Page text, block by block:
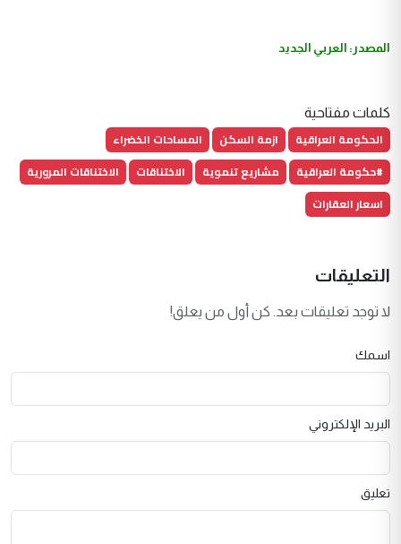
المصدر: العربي الجديد
كلمات مفتاحية
الحكومة العراقية ازمة السكن
المساحات الخضراء
#حكومة العراقية
مشاريع تنموية الاختناقات
الاختناقات المرورية
اسعار العقارات
التعليقات
لا توجد تعليقات بعد. كن أول من يعلق!
اسمك
البريد الإلكتروني
تعليق